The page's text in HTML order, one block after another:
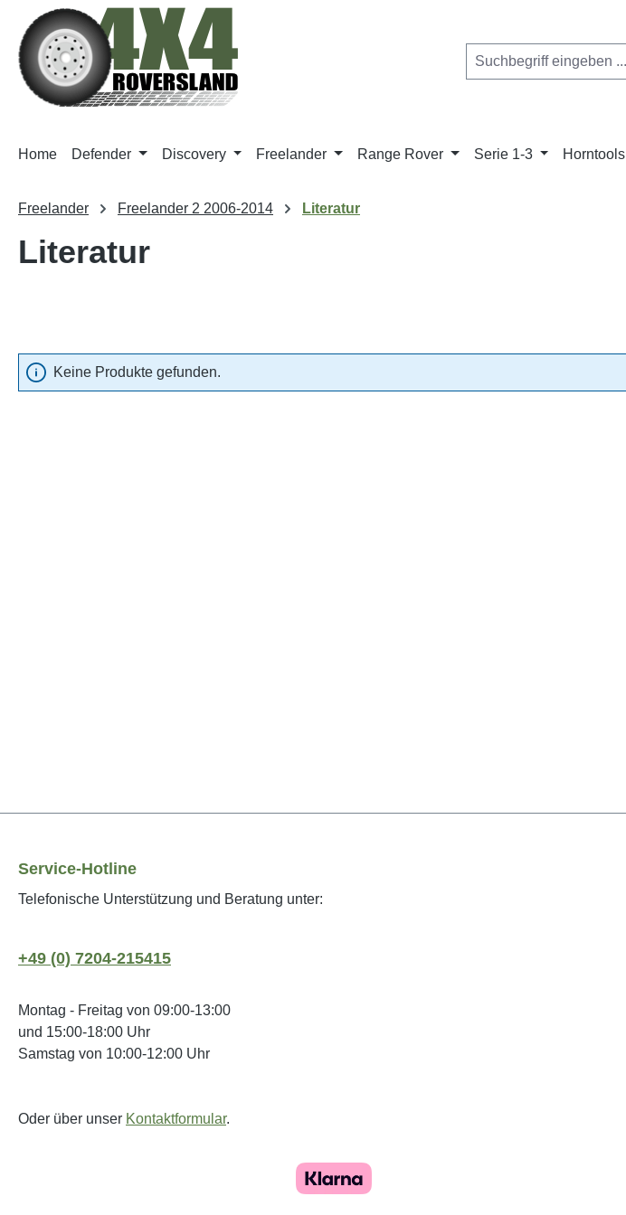
Hauptinhalt springen
Zur Suche springen
Zur Hauptnavigation springen
Home Defender Discovery Freelander Range Rover Serie 1-3 Horntools
Freelander Freelander 2 2006-2014 Literatur
Literatur
Keine Produkte gefunden.
Service-Hotline
Telefonische Unterstützung und Beratung unter:
+49 (0) 7204-215415
Montag - Freitag von 09:00-13:00
und 15:00-18:00 Uhr
Samstag von 10:00-12:00 Uhr
Oder über unser Kontaktformular.